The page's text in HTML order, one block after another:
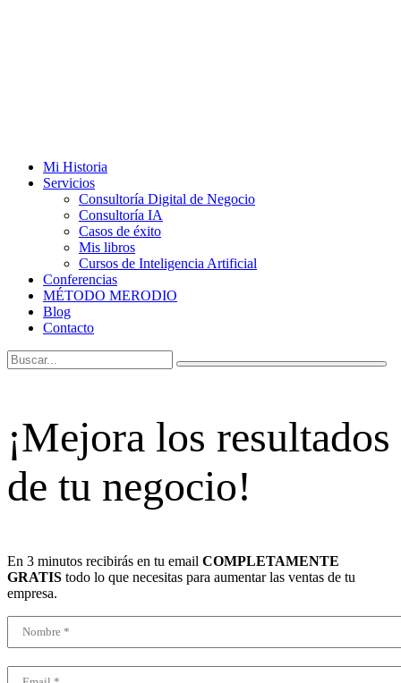
Mi Historia
Servicios
Consultoría Digital de Negocio
Consultoría IA
Casos de éxito
Mis libros
Cursos de Inteligencia Artificial
Conferencias
MÉTODO MERODIO
Blog
Contacto
¡Mejora los resultados
de tu negocio!
En 3 minutos recibirás en tu email COMPLETAMENTE
GRATIS todo lo que necesitas para aumentar las ventas de tu
empresa.